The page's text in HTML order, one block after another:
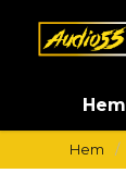
Hem
Hem